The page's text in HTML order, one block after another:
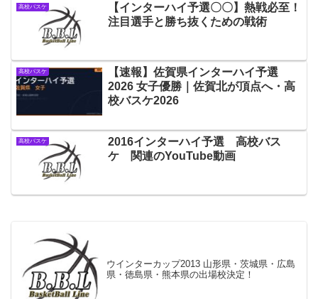
高校バスケ
【インターハイ予選〇〇】熱戦必至！
注目選手と勝ち抜くための戦術
高校バスケ
【速報】佐賀県インターハイ予選
2026 女子優勝｜佐賀北が頂点へ・高
校バスケ2026
高校バスケ
2016インターハイ予選 高校バス
ケ 関連のYouTube動画
ウインターカップ2013 山形県・茨城県・広島
県・徳島県・熊本県の出場校決定！